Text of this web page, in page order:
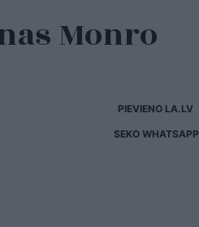
Monro
PIEVIENO LA.LV
SEKO WHATSAPP